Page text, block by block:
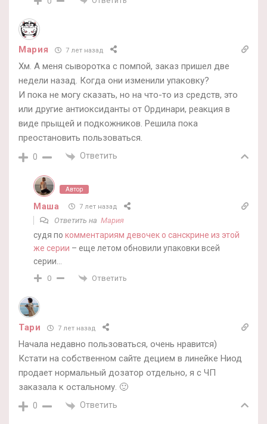
Мария 7 лет назад
Хм. А меня сыворотка с помпой, заказ пришел две
недели назад. Когда они изменили упаковку?
И пока не могу сказать, но на что-то из средств, это
или другие антиоксиданты от Ординари, реакция в
виде прыщей и подкожников. Решила пока
преостановить пользоваться.
0 Ответить
Автор
Маша 7 лет назад
Ответить на Мария
судя по комментариям девочек о санскрине из этой
же серии – еще летом обновили упаковки всей
серии…
0 Ответить
Тари 7 лет назад
Начала недавно пользоваться, очень нравится)
Кстати на собственном сайте децием в линейке Ниод
продает нормальный дозатор отдельно, я с ЧП
заказала к остальному. 🙂
0 Ответить